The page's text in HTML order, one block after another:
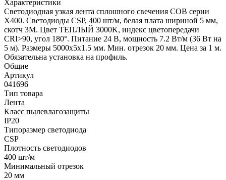
Характеристики
Светодиодная узкая лента сплошного свечения COB серии
X400. Светодиоды CSP, 400 шт/м, белая плата шириной 5 мм,
скотч 3M. Цвет ТЕПЛЫЙ 3000K, индекс цветопередачи
CRI>90, угол 180°. Питание 24 В, мощность 7.2 Вт/м (36 Вт на
5 м). Размеры 5000х5х1.5 мм. Мин. отрезок 20 мм. Цена за 1 м.
Обязательна установка на профиль.
Общие
Артикул
041696
Тип товара
Лента
Класс пылевлагозащиты
IP20
Типоразмер светодиода
CSP
Плотность светодиодов
400 шт/м
Минимальный отрезок
20 мм